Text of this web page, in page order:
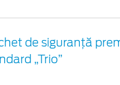
de siguranţă
„Trio”